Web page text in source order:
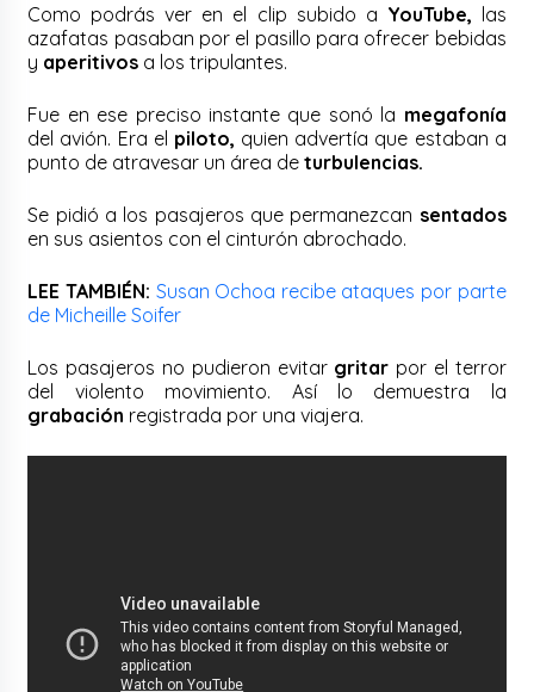
Como podrás ver en el clip subido a YouTube, las
azafatas pasaban por el pasillo para ofrecer bebidas
y aperitivos a los tripulantes.
Fue en ese preciso instante que sonó la megafonía
del avión. Era el piloto, quien advertía que estaban a
punto de atravesar un área deturbulencias.
Se pidió a los pasajeros que permanezcan sentados
en sus asientos con el cinturón abrochado.
LEE TAMBIÉN: Susan Ochoa recibe ataques por parte
de Micheille Soifer
Los pasajeros no pudieron evitar gritar por el terror
del violento movimiento. Así lo demuestra la
grabación registrada por una viajera.